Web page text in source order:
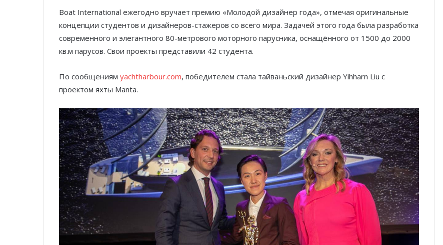
Boat International ежегодно вручает премию «Молодой дизайнер года», отмечая оригинальные
концепции студентов и дизайнеров-стажеров со всего мира. Задачей этого года была разработка
современного и элегантного 80-метрового моторного парусника, оснащённого от 1500 до 2000
кв.м парусов. Свои проекты представили 42 студента.
По сообщениям yachtharbour.com, победителем стала тайваньский дизайнер Yihharn Liu с
проектом яхты Manta.